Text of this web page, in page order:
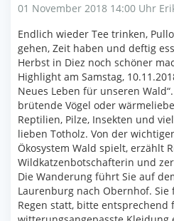
01 November 2018 14:00 Uhr
Endlich wieder Tee trinken,
gehen, Zeit haben und deftig
Herbst in Diez noch schöner
Highlight am Samstag,
Neues Leben für unseren
brütende Vögel oder
Reptilien, Pilze, Insekten und
lieben Totholz. Von der
Ökosystem Wald spielt, erzählt
Wildkatzenbotschafterin und
Die Wanderung führt Sie auf
Laurenburg nach Obernhof.
Regen statt, bitte entsprechend